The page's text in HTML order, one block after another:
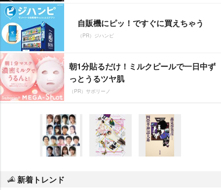
自販機にピッ！ですぐに買えちゃう
（PR）ジハンピ
朝1分貼るだけ！ミルクピールで一日中ず
っとうるツヤ肌
（PR）サボリーノ
新着トレンド